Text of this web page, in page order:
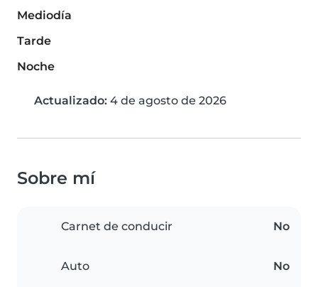
Mediodía
Tarde
Noche
Actualizado: 4 de agosto de 2026
Sobre mí
Carnet de conducir No
Auto No